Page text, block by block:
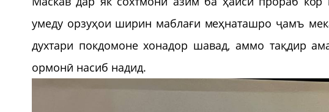
умеду орзуҳои ширин маблағи меҳнаташро ҷамъ
духтари покдомоне хонадор шавад, аммо тақдир
ормонӣ насиб надид.